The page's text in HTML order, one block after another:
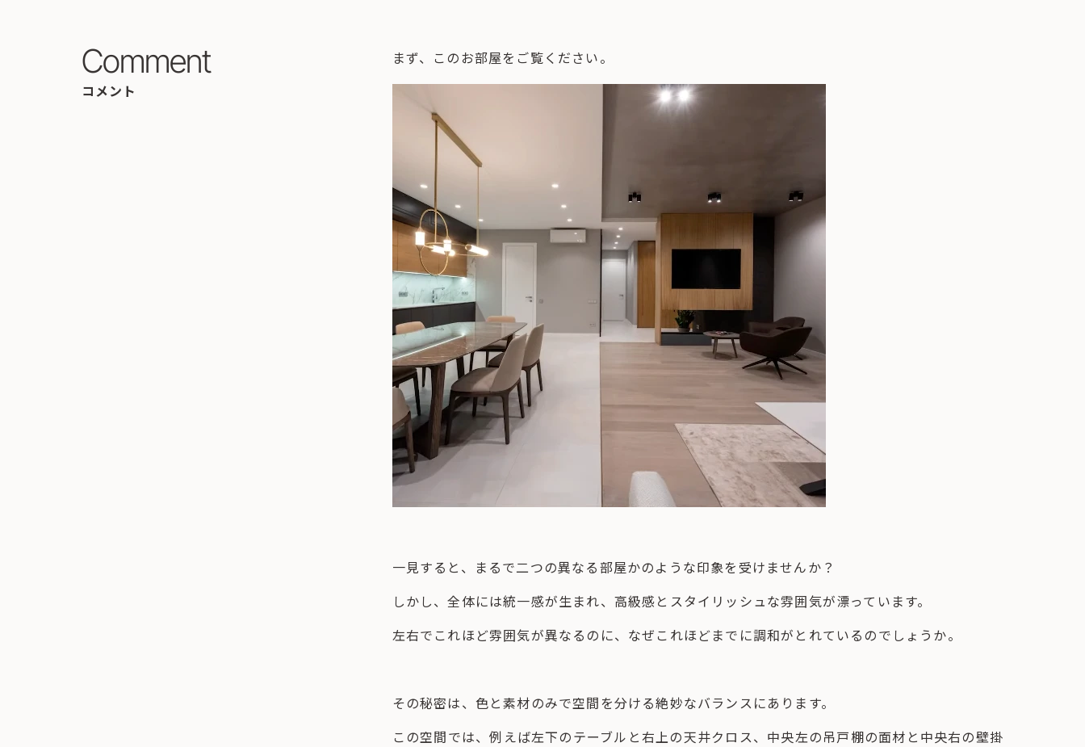
Comment
コメント
まず、このお部屋をご覧ください。
一見すると、まるで二つの異なる部屋かのような印象を受けませんか？
しかし、全体には統一感が生まれ、高級感とスタイリッシュな雰囲気が漂っています。
左右でこれほど雰囲気が異なるのに、なぜこれほどまでに調和がとれているのでしょうか。
その秘密は、色と素材のみで空間を分ける絶妙なバランスにあります。
この空間では、例えば左下のテーブルと右上の天井クロス、中央左の吊戸棚の面材と中央右の壁掛